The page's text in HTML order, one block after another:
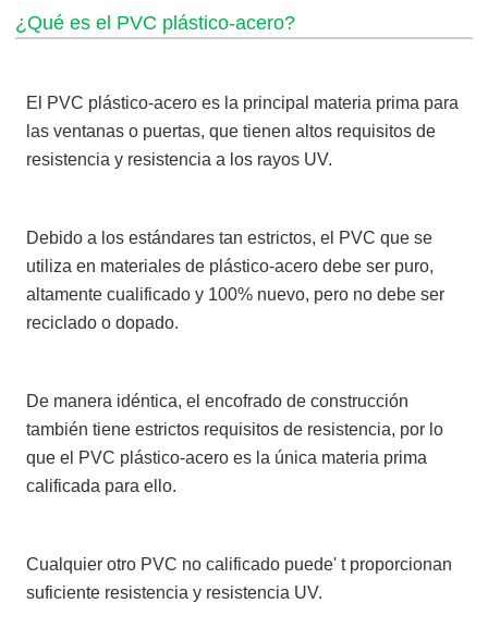
¿Qué es el PVC plástico-acero?
El PVC plástico-acero es la principal materia prima para
las ventanas o puertas, que tienen altos requisitos de
resistencia y resistencia a los rayos UV.
Debido a los estándares tan estrictos, el PVC que se
utiliza en materiales de plástico-acero debe ser puro,
altamente cualificado y 100% nuevo, pero no debe ser
reciclado o dopado.
De manera idéntica, el encofrado de construcción
también tiene estrictos requisitos de resistencia, por lo
que el PVC plástico-acero es la única materia prima
calificada para ello.
Cualquier otro PVC no calificado puede' t proporcionan
suficiente resistencia y resistencia UV.